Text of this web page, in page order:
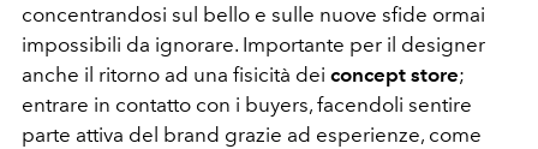
concentrandosi sul bello e sulle nuove sfide ormai
impossibili da ignorare. Importante per il designer
anche il ritorno ad una fisicità dei concept store;
entrare in contatto con i buyers, facendoli sentire
parte attiva del brand grazie ad esperienze, come